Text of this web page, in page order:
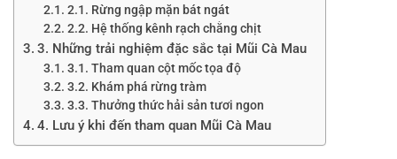
2.1. Rừng ngập mặn bát ngát
2.2. Hệ thống kênh rạch chằng chịt
3. Những trải nghiệm đặc sắc tại Mũi Cà Mau
3.1. Tham quan cột mốc tọa độ
3.2. Khám phá rừng tràm
3.3. Thưởng thức hải sản tươi ngon
4. Lưu ý khi đến tham quan Mũi Cà Mau